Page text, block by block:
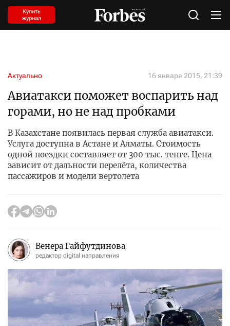
Купить
журнал
Актуально 16 января 2015, 21:39
Авиатакси поможет воспарить над
горами, но не над пробками
В Казахстане появилась первая служба авиатакси.
Услуга доступна в Астане и Алматы. Стоимость
одной поездки составляет от 300 тыс. тенге. Цена
зависит от дальности перелёта, количества
пассажиров и модели вертолета
Венера Гайфутдинова
редактор digital направления